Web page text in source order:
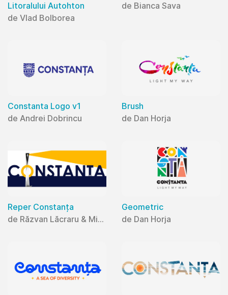
Litoralului Autohton
de Vlad Bolborea
de Bianca Sava
Constanta Logo v1
de Andrei Dobrincu
Brush
de Dan Horja
Reper Constanța
de Răzvan Lăcraru & Mihaela Lăcraru
Geometric
de Dan Horja